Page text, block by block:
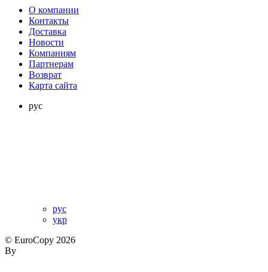
О компании
Контакты
Доставка
Новости
Компаниям
Партнерам
Возврат
Карта сайта
рус
рус
укр
© EuroCopy 2026
By